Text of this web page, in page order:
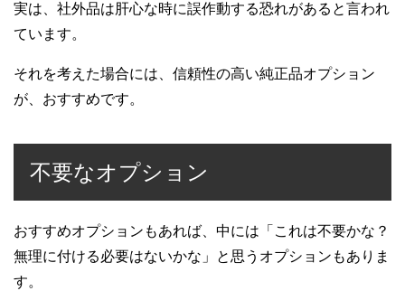
実は、社外品は肝心な時に誤作動する恐れがあると言われ
ています。
それを考えた場合には、信頼性の高い純正品オプション
が、おすすめです。
不要なオプション
おすすめオプションもあれば、中には「これは不要かな？
無理に付ける必要はないかな」と思うオプションもありま
す。